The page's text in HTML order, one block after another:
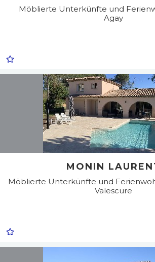
Möblierte Unterkünfte und
Agay
MONIN
Möblierte Unterkünfte und
Valescure